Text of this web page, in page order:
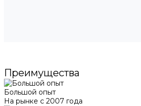
Преимущества
Большой опыт
На рынке с 2007 года